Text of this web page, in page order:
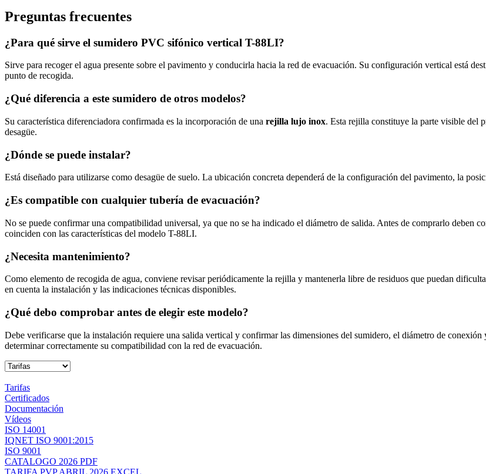
Preguntas frecuentes
¿Para qué sirve el sumidero PVC sifónico vertical T-88LI?
Sirve para recoger el agua presente sobre el pavimento y conducirla hacia la red de evacuación. Su configuración vertical está
punto de recogida.
¿Qué diferencia a este sumidero de otros modelos?
Su característica diferenciadora confirmada es la incorporación de una rejilla lujo inox. Esta rejilla constituye la parte visible del
desagüe.
¿Dónde se puede instalar?
Está diseñado para utilizarse como desagüe de suelo. La ubicación concreta dependerá de la configuración del pavimento, la
¿Es compatible con cualquier tubería de evacuación?
No se puede confirmar una compatibilidad universal, ya que no se ha indicado el diámetro de salida. Antes de comprarlo deben
coinciden con las características del modelo T-88LI.
¿Necesita mantenimiento?
Como elemento de recogida de agua, conviene revisar periódicamente la rejilla y mantenerla libre de residuos que puedan
en cuenta la instalación y las indicaciones técnicas disponibles.
¿Qué debo comprobar antes de elegir este modelo?
Debe verificarse que la instalación requiere una salida vertical y confirmar las dimensiones del sumidero, el diámetro de
determinar correctamente su compatibilidad con la red de evacuación.
Tarifas
Certificados
Documentación
Vídeos
ISO 14001
IQNET ISO 9001:2015
ISO 9001
CATALOGO 2026 PDF
TARIFA PVP ABRIL 2026 EXCEL